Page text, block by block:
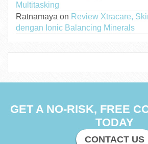
Multitasking
Ratnamaya on Review Xtracare,
dengan Ionic Balancing Minerals
GET A NO-RISK, FREE
TODAY
CONTACT US